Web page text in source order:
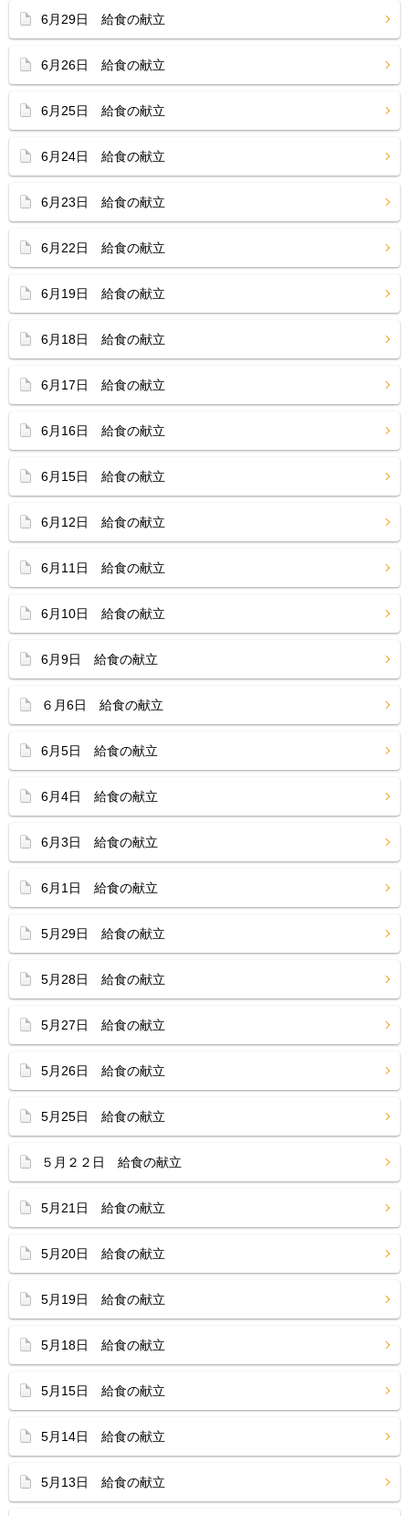
6月29日 給食の献立
6月26日 給食の献立
6月25日 給食の献立
6月24日 給食の献立
6月23日 給食の献立
6月22日 給食の献立
6月19日 給食の献立
6月18日 給食の献立
6月17日 給食の献立
6月16日 給食の献立
6月15日 給食の献立
6月12日 給食の献立
6月11日 給食の献立
6月10日 給食の献立
6月9日 給食の献立
６月6日 給食の献立
6月5日 給食の献立
6月4日 給食の献立
6月3日 給食の献立
6月1日 給食の献立
5月29日 給食の献立
5月28日 給食の献立
5月27日 給食の献立
5月26日 給食の献立
5月25日 給食の献立
５月２２日 給食の献立
5月21日 給食の献立
5月20日 給食の献立
5月19日 給食の献立
5月18日 給食の献立
5月15日 給食の献立
5月14日 給食の献立
5月13日 給食の献立